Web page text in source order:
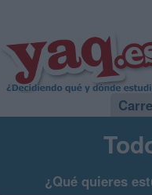
¿Qué quieres